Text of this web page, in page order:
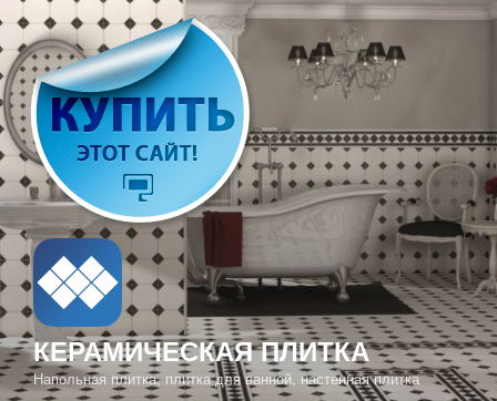
Перейти
содержимому
КЕРАМИЧЕСКАЯ ПЛИТКА
Напольная плитка, плитка для ванной, настенная плитка